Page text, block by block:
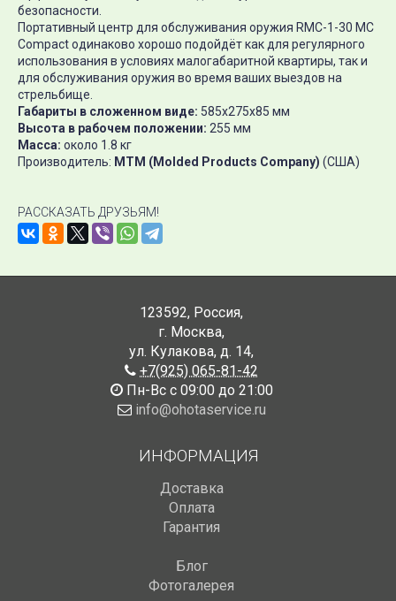
безопасности.
Портативный центр для обслуживания оружия RMC-1-30 MC
Compact одинаково хорошо подойдёт как для регулярного
использования в условиях малогабаритной квартиры, так и
для обслуживания оружия во время ваших выездов на
стрельбище.
Габариты в сложенном виде: 585х275х85 мм
Высота в рабочем положении: 255 мм
Масса: около 1.8 кг
Производитель: MTM (Molded Products Company) (США)
РАССКАЗАТЬ ДРУЗЬЯМ!
123592, Россия,
г. Москва,
ул. Кулакова, д. 14,
+7(925) 065-81-42
Пн-Вс с 09:00 до 21:00
info@ohotaservice.ru
ИНФОРМАЦИЯ
Доставка
Оплата
Гарантия
Блог
Фотогалерея